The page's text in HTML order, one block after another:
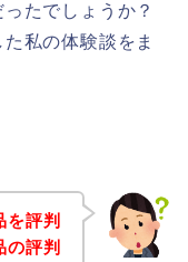
たでしょうか？
私の体験談をま
を評判
の評判